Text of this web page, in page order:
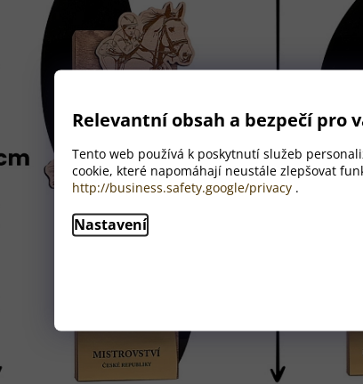
Relevantní obsah a bezpečí pro
Tento web používá k poskytnutí služeb
cookie, které napomáhají neustále zlepšovat
http://business.safety.google/privacy .
Nastavení